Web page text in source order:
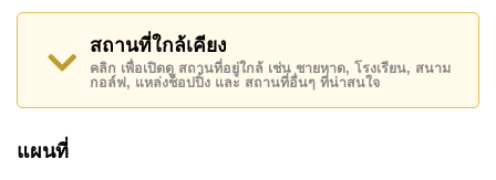
, เอเชีย 9 หลุม กอล์ฟ , โรงพยาบาลเมืองพัทยา,
รพ.กรุงเทพจอมเทียน
อสังหาริมทรัพย์นี้เปิดให้เช่าระยะยาวในราคา ฿ 22,000
บาทต่อเดือน
โปรดทราบว่าราคาค่าเช่าที่ Cornerstone Real Estate
สถานที่ใกล้เคียง
คลิก เพื่อเปิดดู สถานที่อยู่ใกล้ เช่น ชายหาด, โรงเรียน, สนาม
กอล์ฟ, แหล่งช็อปปิ้ง และ สถานที่อื่นๆ ที่น่าสนใจ
แผนที่